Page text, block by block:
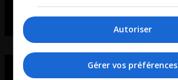
Autoriser
Gérer vos préférences